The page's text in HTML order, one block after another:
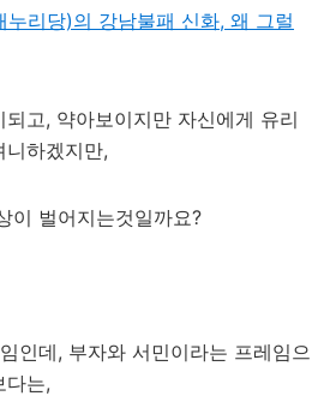
누리당)의 강남불패 신화, 왜 그럴
고, 약아보이지만 자신에게 유리
하겠지만,
이 벌어지는것일까요?
인데, 부자와 서민이라는 프레임으
다는,